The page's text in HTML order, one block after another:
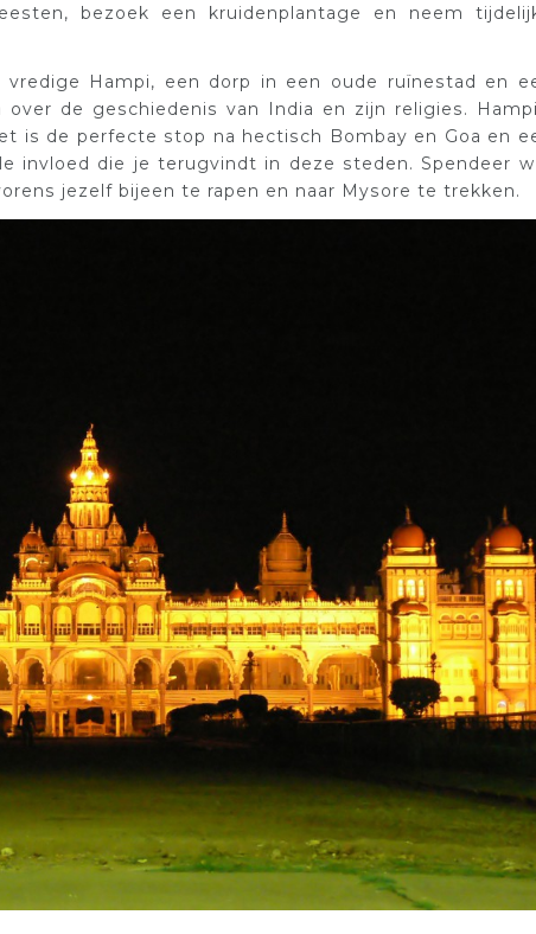
bezoek een kruidenplantage en neem
Hampi, een dorp in een oude ruïnestad en
de geschiedenis van India en zijn religies.
is de perfecte stop na hectisch Bombay en Goa en
invloed die je terugvindt in deze steden. Spendeer
jezelf bijeen te rapen en naar Mysore te trekken.